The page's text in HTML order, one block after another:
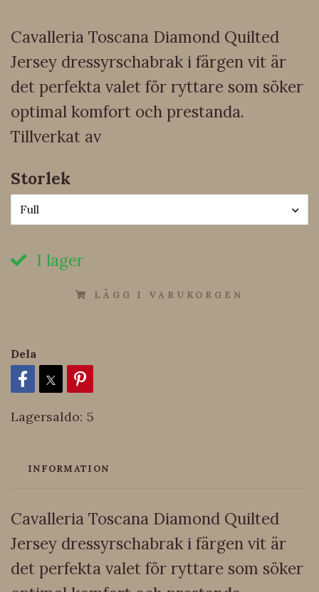
Cavalleria Toscana Diamond Quilted
Jersey dressyrschabrak i färgen vit är
det perfekta valet för ryttare som söker
optimal komfort och prestanda.
Tillverkat av
Storlek
Full
I lager
LÄGG I VARUKORGEN
Dela
Lagersaldo: 5
INFORMATION
Cavalleria Toscana Diamond Quilted
Jersey dressyrschabrak i färgen vit är
det perfekta valet för ryttare som söker